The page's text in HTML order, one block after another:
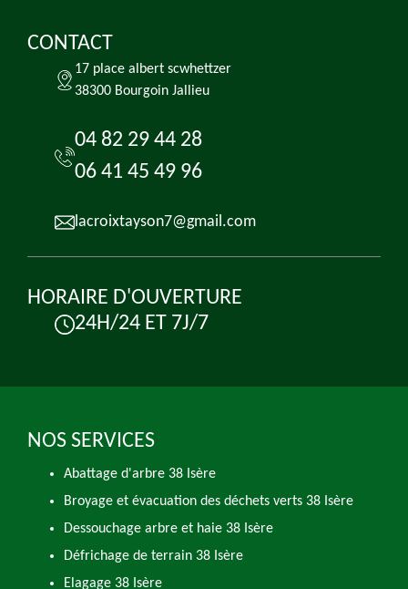
CONTACT
17 place albert scwhettzer
38300 Bourgoin Jallieu
04 82 29 44 28
06 41 45 49 96
lacroixtayson7@gmail.com
HORAIRE D'OUVERTURE
24H/24 ET 7J/7
NOS SERVICES
Abattage d'arbre 38 Isère
Broyage et évacuation des déchets verts 38 Isère
Dessouchage arbre et haie 38 Isère
Défrichage de terrain 38 Isère
Elagage 38 Isère